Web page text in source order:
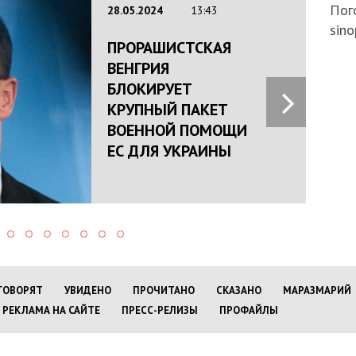
28.05.2024 13:43
ПРОРАШИСТСКАЯ
ВЕНГРИЯ
БЛОКИРУЕТ
КРУПНЫЙ ПАКЕТ
ВОЕННОЙ ПОМОЩИ
ЕС ДЛЯ УКРАИНЫ
УВИДЕНО ПРОЧИТАНО СКАЗАНО МАРАЗМАРИЙ
РЕКЛАМА НА САЙТЕ
ПРЕСС-РЕЛИЗЫ ПРОФАЙЛЫ